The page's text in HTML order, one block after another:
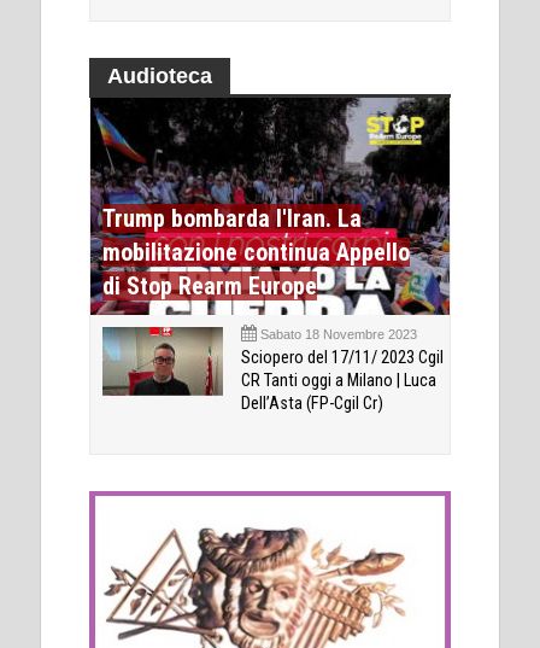
Audioteca
Trump bombarda l'Iran. La
mobilitazione continua Appello
di Stop Rearm Europe
Sabato 18 Novembre 2023
Sciopero del 17/11/ 2023 Cgil
CR Tanti oggi a Milano | Luca
Dell’Asta (FP-Cgil Cr)